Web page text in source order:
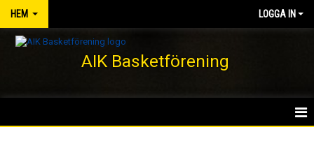
HEM LOGGA IN
AIK Basketförening